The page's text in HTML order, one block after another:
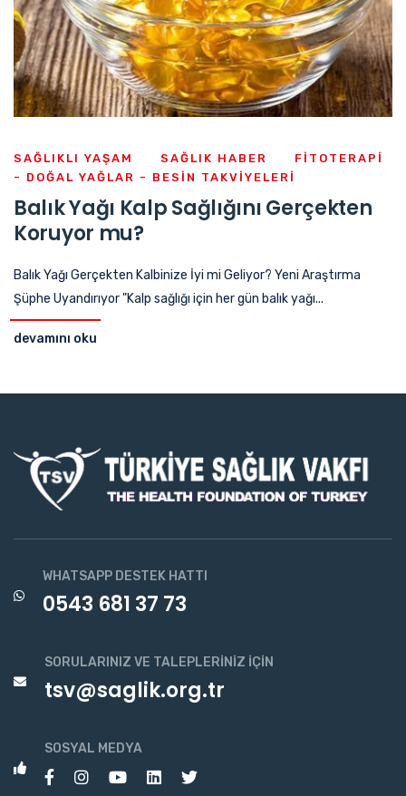
SAĞLIKLI YAŞAM SAĞLIK HABER
FITOTERAPI
- DOĞAL YAĞLAR - BESIN TAKVIYELERI
Balık Yağı Kalp Sağlığını Gerçekten
Koruyor mu?
Balık Yağı Gerçekten Kalbinize İyi mi Geliyor? Yeni Araştırma
Şüphe Uyandırıyor "Kalp sağlığı için her gün balık yağı...
devamını oku
WHATSAPP DESTEK HATTI
0543 681 37 73
SORULARINIZ VE TALEPLERINIZ İÇIN
tsv@saglik.org.tr
SOSYAL MEDYA